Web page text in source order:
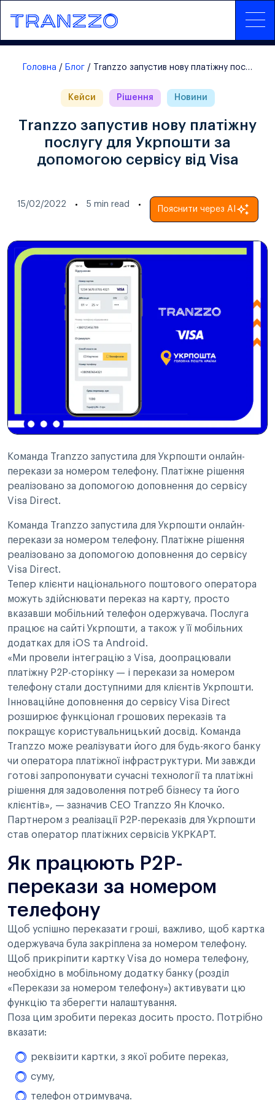
Головна Блог Тranzzo запустив нову платіжну послугу для Укрпошти за допомогою сервісу від Visa
Кейси Рішення Новини
Тranzzo запустив нову платіжну
послугу для Укрпошти за
допомогою сервісу від Visa
15/02/2022 5 min read
Пояснити через AI
Команда Tranzzo запустила для Укрпошти онлайн-
перекази за номером телефону. Платіжне рішення
реалізовано за допомогою доповнення до сервісу
Visa Direct.
Команда Tranzzo запустила для Укрпошти онлайн-
перекази за номером телефону. Платіжне рішення
реалізовано за допомогою доповнення до сервісу
Visa Direct.
Тепер клієнти національного поштового оператора
можуть здійснювати переказ на карту, просто
вказавши мобільний телефон одержувача. Послуга
працює на сайті Укрпошти, а також у її мобільних
додатках для iOS та Android.
«Ми провели інтеграцію з Visa, доопрацювали
платіжну P2P-сторінку — і перекази за номером
телефону стали доступними для клієнтів Укрпошти.
Інноваційне доповнення до сервісу Visa Direct
розширює функціонал грошових переказів та
покращує користувальницький досвід. Команда
Tranzzo може реалізувати його для будь-якого банку
чи оператора платіжної інфраструктури. Ми завжди
готові запропонувати сучасні технології та платіжні
рішення для задоволення потреб бізнесу та його
клієнтів», — зазначив CEO Tranzzo Ян Клочко.
Партнером з реалізації P2P-переказів для Укрпошти
став оператор платіжних сервісів УКРКАРТ.
Як працюють P2P-
перекази за номером
телефону
Щоб успішно переказати гроші, важливо, щоб картка
одержувача була закріплена за номером телефону.
Щоб прикріпити картку Visa до номера телефону,
необхідно в мобільному додатку банку (розділ
«Перекази за номером телефону») активувати цю
функцію та зберегти налаштування.
Поза цим зробити переказ досить просто. Потрібно
вказати:
реквізити картки, з якої робите переказ,
суму,
телефон отримувача.